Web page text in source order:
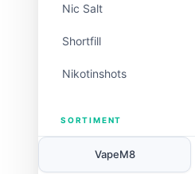
Nic Salt
Shortfill
Nikotinshots
SORTIMENT
VapeM8